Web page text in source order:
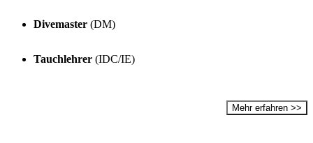
Divemaster (DM)
Tauchlehrer (IDC/IE)
Mehr erfahren >>